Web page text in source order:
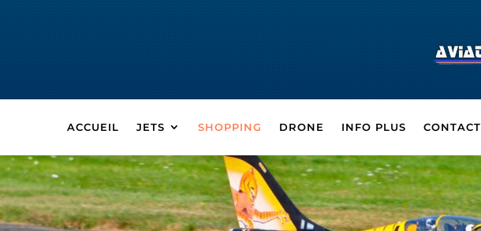
ACCUEIL JETS SHOPPING DRONE INFO PLUS CONTACT